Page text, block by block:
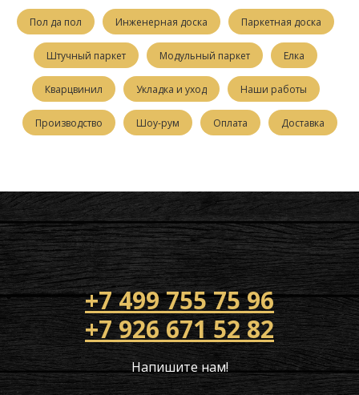
Пол да пол Инженерная доска Паркетная доска
Штучный паркет Модульный паркет Елка
Кварцвинил Укладка и уход Наши работы
Производство Шоу-рум Оплата Доставка
+7 499 755 75 96
+7 926 671 52 82
Напишите нам!